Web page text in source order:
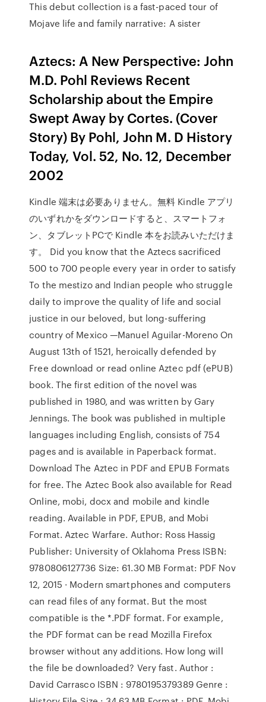
This debut collection is a fast-paced tour of
Mojave life and family narrative: A sister
Aztecs: A New Perspective: John
M.D. Pohl Reviews Recent
Scholarship about the Empire
Swept Away by Cortes. (Cover
Story) By Pohl, John M. D History
Today, Vol. 52, No. 12, December
2002
Kindle 端末は必要ありません。無料 Kindle アプリ
のいずれかをダウンロードすると、スマートフォ
ン、タブレットPCで Kindle 本をお読みいただけま
す。 Did you know that the Aztecs sacrificed
500 to 700 people every year in order to satisfy
To the mestizo and Indian people who struggle
daily to improve the quality of life and social
justice in our beloved, but long-suffering
country of Mexico —Manuel Aguilar-Moreno On
August 13th of 1521, heroically defended by
Free download or read online Aztec pdf (ePUB)
book. The first edition of the novel was
published in 1980, and was written by Gary
Jennings. The book was published in multiple
languages including English, consists of 754
pages and is available in Paperback format.
Download The Aztec in PDF and EPUB Formats
for free. The Aztec Book also available for Read
Online, mobi, docx and mobile and kindle
reading. Available in PDF, EPUB, and Mobi
Format. Aztec Warfare. Author: Ross Hassig
Publisher: University of Oklahoma Press ISBN:
9780806127736 Size: 61.30 MB Format: PDF Nov
12, 2015 · Modern smartphones and computers
can read files of any format. But the most
compatible is the *.PDF format. For example,
the PDF format can be read Mozilla Firefox
browser without any additions. How long will
the file be downloaded? Very fast. Author :
David Carrasco ISBN : 9780195379389 Genre :